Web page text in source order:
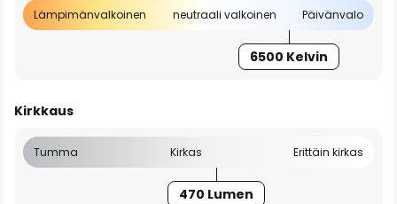
Lämpimänvalkoinen neutraali valkoinen Päivänvalo
6500 Kelvin
Kirkkaus
Tumma Kirkas Erittäin kirkas
470 Lumen